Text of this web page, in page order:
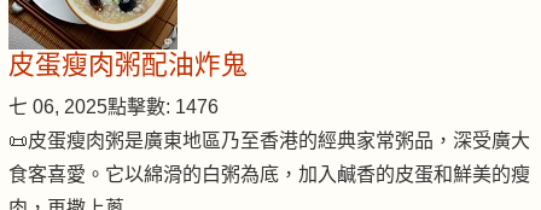
皮蛋瘦肉粥配油炸鬼
七 06, 2025點擊數: 1476
📜皮蛋瘦肉粥是廣東地區乃至香港的經典家常粥品，深受廣大
食客喜愛。它以綿滑的白粥為底，加入鹹香的皮蛋和鮮美的瘦